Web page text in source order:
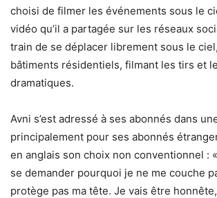
choisi de filmer les événements sous le
vidéo qu’il a partagée sur les réseaux
train de se déplacer librement sous le
bâtiments résidentiels, filmant les tirs et
dramatiques.
Avni s’est adressé à ses abonnés dans
principalement pour ses abonnés
en anglais son choix non conventionnel :
se demander pourquoi je ne me couche
protège pas ma tête. Je vais être honnête,